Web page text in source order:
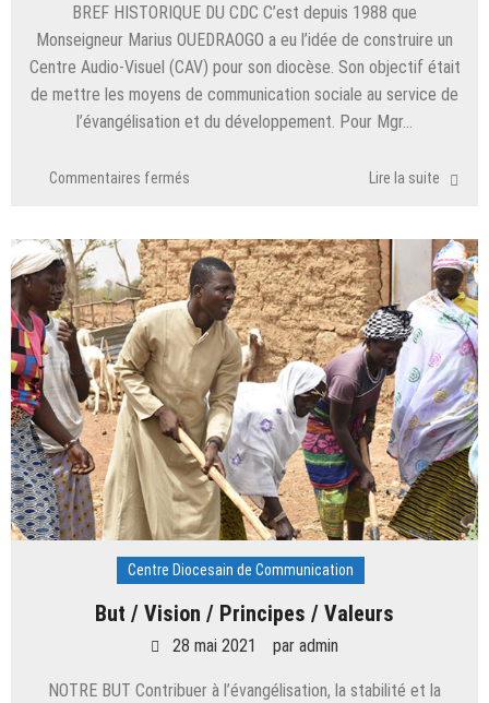
BREF HISTORIQUE DU CDC C’est depuis 1988 que
Monseigneur Marius OUEDRAOGO a eu l’idée de construire un
Centre Audio-Visuel (CAV) pour son diocèse. Son objectif était
de mettre les moyens de communication sociale au service de
l’évangélisation et du développement. Pour Mgr…
Commentaires fermés
du
CDC
Lire la suite
Centre Diocesain de Communication
But / Vision / Principes / Valeurs
28 mai 2021 par admin
NOTRE BUT Contribuer à l’évangélisation, la stabilité et la